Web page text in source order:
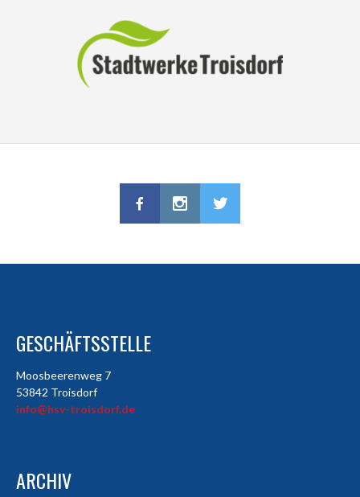
GESCHÄFTSSTELLE
Moosbeerenweg 7
53842 Troisdorf
info@hsv-troisdorf.de
ARCHIV